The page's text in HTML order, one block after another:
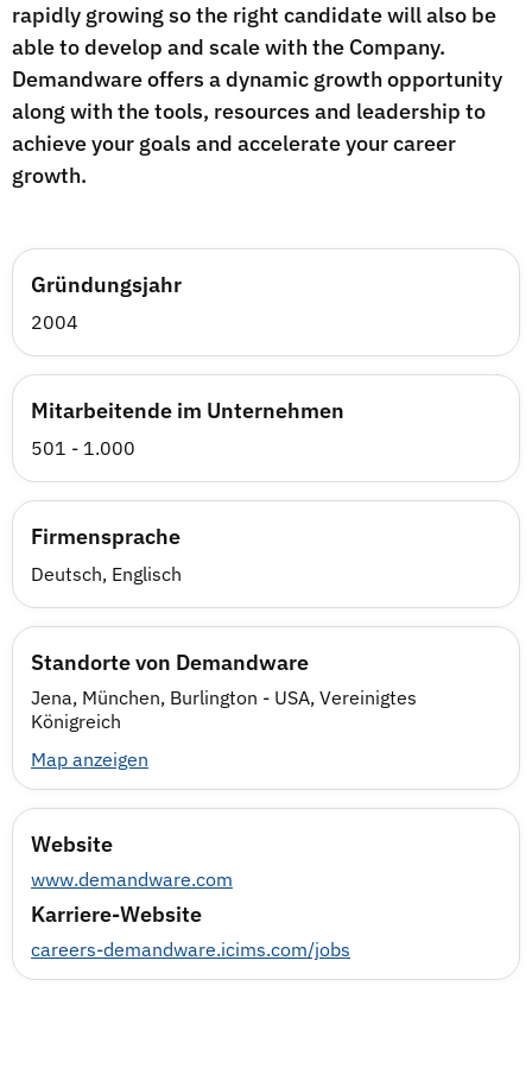
rapidly growing so the right candidate will also be
able to develop and scale with the Company.
Demandware offers a dynamic growth opportunity
along with the tools, resources and leadership to
achieve your goals and accelerate your career
growth.
Gründungsjahr
2004
Mitarbeitende im Unternehmen
501 - 1.000
Firmensprache
Deutsch, Englisch
Standorte von Demandware
Jena, München, Burlington - USA, Vereinigtes
Königreich
Map anzeigen
Website
www.demandware.com
Karriere-Website
careers-demandware.icims.com/jobs